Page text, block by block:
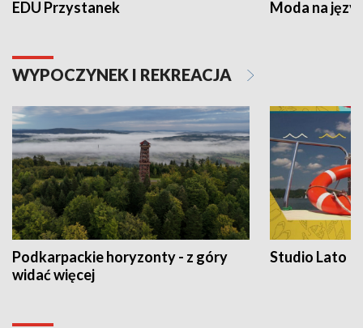
EDU Przystanek Moda na
WYPOCZYNEK I REKREACJA
Podkarpackie horyzonty - z góry
widać więcej
Studio Lato